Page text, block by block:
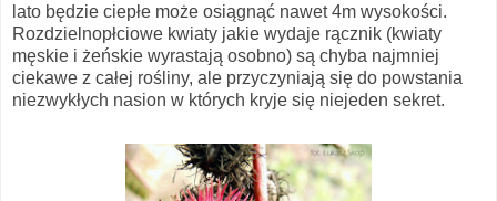
lato będzie ciepłe może osiągnąć nawet 4m wysokości.
Rozdzielnopłciowe kwiaty jakie wydaje rącznik (kwiaty
męskie i żeńskie wyrastają osobno) są chyba najmniej
ciekawe z całej rośliny, ale przyczyniają się do powstania
niezwykłych nasion w których kryje się niejeden sekret.